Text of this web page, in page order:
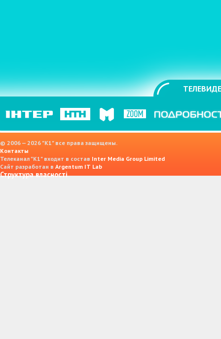
© 2006 — 2026 "K1" все права защищены.
Контакты
Телеканал "К1" входит в состав Inter Media Group Limited
Сайт разработан в Argentum IT Lab
Структура власності